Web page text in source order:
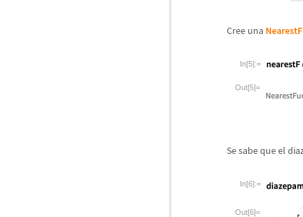
Cree una
In[5]:=
Out[5]=
Se sabe que el
In[6]:=
Out[6]=